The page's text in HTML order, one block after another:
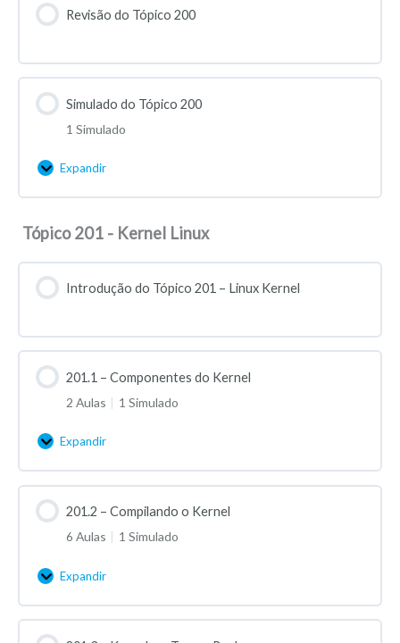
Revisão do Tópico 200
Simulado do Tópico 200
1 Simulado
Expandir
Tópico 201 - Kernel Linux
Introdução do Tópico 201 – Linux Kernel
201.1 – Componentes do Kernel
2 Aulas | 1 Simulado
Expandir
201.2 – Compilando o Kernel
6 Aulas | 1 Simulado
Expandir